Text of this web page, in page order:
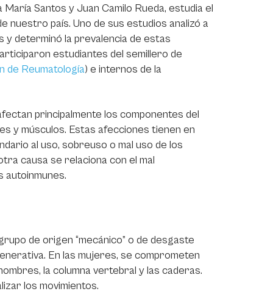
Santos y Juan Camilo Rueda, estudia el
nuestro país. Uno de sus estudios analizó a
y determinó la prevalencia de estas
estudiantes del semillero de
de Reumatología) e internos de la
principalmente los componentes del
y músculos. Estas afecciones tienen en
al uso, sobreuso o mal uso de los
causa se relaciona con el mal
autoinmunes.
de origen “mecánico” o de desgaste
En las mujeres, se comprometen
la columna vertebral y las caderas.
los movimientos.